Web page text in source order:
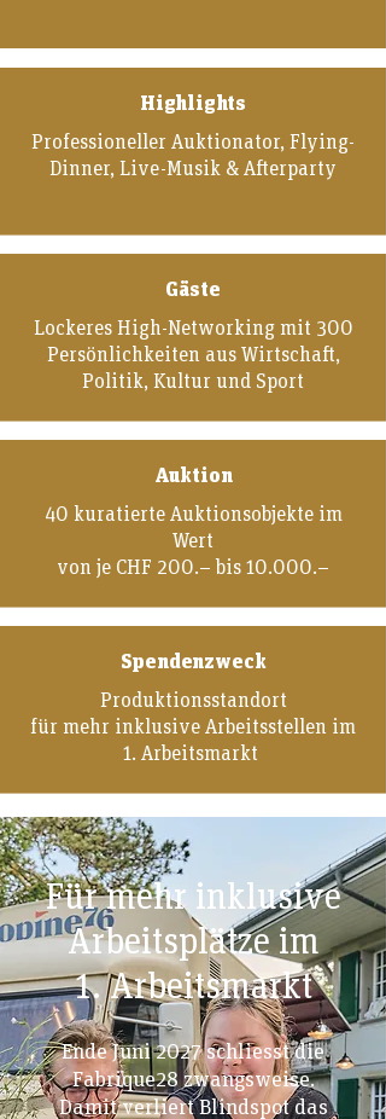
Highlights
Professioneller Auktionator, Flying-
Dinner, Live-Musik & Afterparty
Gäste
Lockeres High-Networking mit 300
Persönlichkeiten aus Wirtschaft,
Politik, Kultur und Sport
Auktion
40 kuratierte Auktionsobjekte im
Wert
von je CHF 200.– bis 10.000.–
Spendenzweck
Produktionsstandort
für mehr inklusive Arbeitsstellen im
1. Arbeitsmarkt
Für mehr inklusive
Arbeitsplätze im
1. Arbeitsmarkt
Ende Juni 2027 schliesst die
Fabrique28 zwangsweise.
Damit verliert Blindspot das